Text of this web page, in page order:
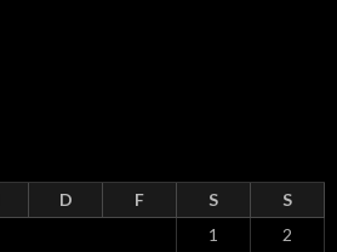
D F S
S
1
2